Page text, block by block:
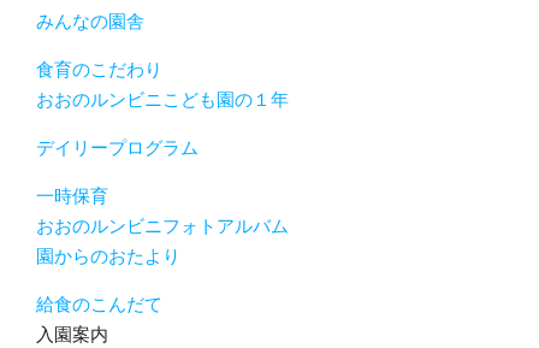
みんなの園舎
食育のこだわり
おおのルンビニこども園の１年
デイリープログラム
一時保育
おおのルンビニフォトアルバム
園からのおたより
給食のこんだて
入園案内